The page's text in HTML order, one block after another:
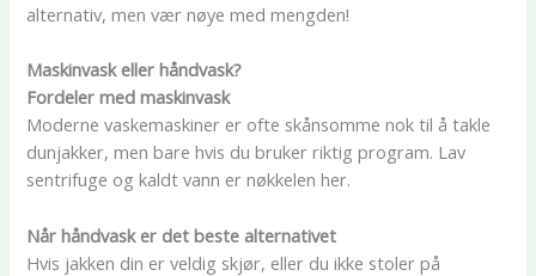
alternativ, men vær nøye med mengden!
Maskinvask eller håndvask?
Fordeler med maskinvask
Moderne vaskemaskiner er ofte skånsomme nok til å takle
dunjakker, men bare hvis du bruker riktig program. Lav
sentrifuge og kaldt vann er nøkkelen her.
Når håndvask er det beste alternativet
Hvis jakken din er veldig skjør, eller du ikke stoler på